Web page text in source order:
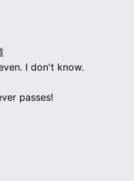
I don't know.
passes!